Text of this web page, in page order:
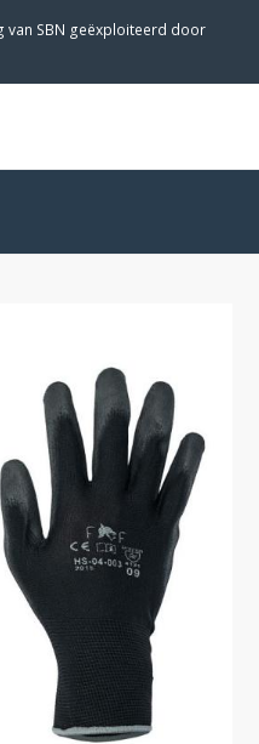
van SBN geëxploiteerd door